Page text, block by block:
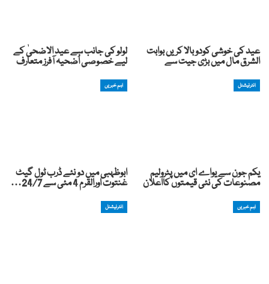
عید کی خوشی کودوبالا کریں بوابت
الشرق مال میں بڑی جیت سے
لولو کی جانب سے عید الاضحیٰ کے
لیے خصوصی اُضحیہ آفرز متعارف
انٹرنیشنل
یکم جون سے یواے ای میں پٹرولیم
مصنوعات کی نئی قیمتوں کااعلان
اہم خبریں
ابوظہبی میں دو نئے ڈرب ٹول گیٹ
غنتوت اورالقرم 4 مئی سے 24/7…
اہم خبریں انٹرنیشنل